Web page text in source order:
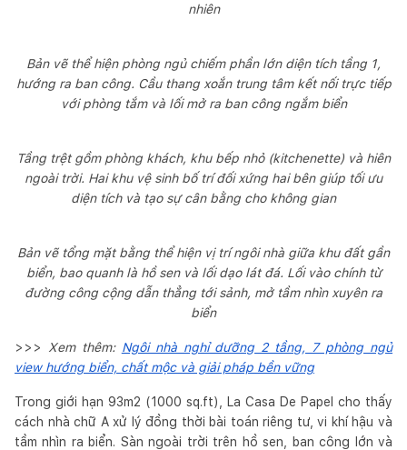
nhiên
Bản vẽ thể hiện phòng ngủ chiếm phần lớn diện tích tầng 1,
hướng ra ban công. Cầu thang xoắn trung tâm kết nối trực tiếp
với phòng tắm và lối mở ra ban công ngắm biển
Tầng trệt gồm phòng khách, khu bếp nhỏ (kitchenette) và hiên
ngoài trời. Hai khu vệ sinh bố trí đối xứng hai bên giúp tối ưu
diện tích và tạo sự cân bằng cho không gian
Bản vẽ tổng mặt bằng thể hiện vị trí ngôi nhà giữa khu đất gần
biển, bao quanh là hồ sen và lối dạo lát đá. Lối vào chính từ
đường công cộng dẫn thẳng tới sảnh, mở tầm nhìn xuyên ra
biển
>>> Xem thêm: Ngôi nhà nghỉ dưỡng 2 tầng, 7 phòng ngủ
view hướng biển, chất mộc và giải pháp bền vững
Trong giới hạn 93m2 (1000 sq.ft), La Casa De Papel cho thấy
cách nhà chữ A xử lý đồng thời bài toán riêng tư, vi khí hậu và
tầm nhìn ra biển. Sàn ngoài trời trên hồ sen, ban công lớn và